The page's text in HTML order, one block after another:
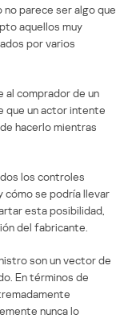
no parece ser algo que
aquellos muy
por varios
al comprador de un
que un actor intente
hacerlo mientras
los controles
cómo se podría llevar
esta posibilidad,
del fabricante.
son un vector de
En términos de
nunca lo